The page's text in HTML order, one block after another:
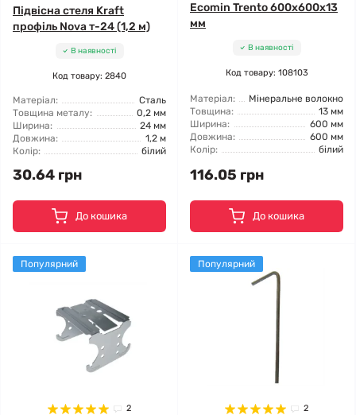
Підвісна стеля Kraft
профіль Nova т-24 (1,2 м)
В наявності
Код товару: 2840
Матеріал:
Сталь
Товщина металу:
0,2 мм
Ширина:
24 мм
Довжина:
1,2 м
Колір:
білий
30.64 грн
До кошика
Ecomin Trento 600x600x13
мм
В наявності
Код товару: 108103
Матеріал:
Мінеральне волокно
Товщина:
13 мм
Ширина:
600 мм
Довжина:
600 мм
Колір:
білий
116.05 грн
До кошика
Популярний
2
Популярний
2